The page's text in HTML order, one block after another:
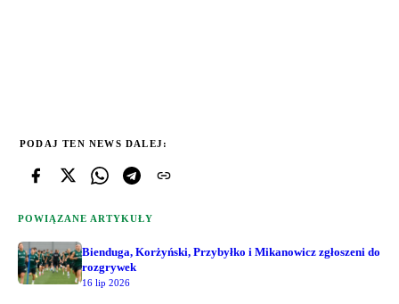
PODAJ TEN NEWS DALEJ:
POWIĄZANE ARTYKUŁY
Bienduga, Korżyński, Przybyłko i Mikanowicz zgłoszeni do
rozgrywek
16 lip 2026